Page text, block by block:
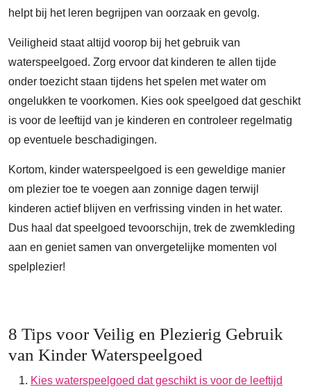
helpt bij het leren begrijpen van oorzaak en gevolg.
Veiligheid staat altijd voorop bij het gebruik van
waterspeelgoed. Zorg ervoor dat kinderen te allen tijde
onder toezicht staan tijdens het spelen met water om
ongelukken te voorkomen. Kies ook speelgoed dat geschikt
is voor de leeftijd van je kinderen en controleer regelmatig
op eventuele beschadigingen.
Kortom, kinder waterspeelgoed is een geweldige manier
om plezier toe te voegen aan zonnige dagen terwijl
kinderen actief blijven en verfrissing vinden in het water.
Dus haal dat speelgoed tevoorschijn, trek de zwemkleding
aan en geniet samen van onvergetelijke momenten vol
spelplezier!
8 Tips voor Veilig en Plezierig Gebruik
van Kinder Waterspeelgoed
Kies waterspeelgoed dat geschikt is voor de leeftijd